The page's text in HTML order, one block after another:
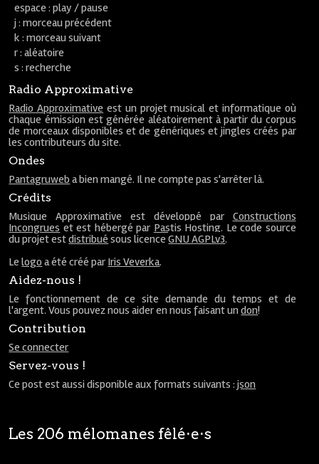
espace : play / pause
j : morceau précédent
k : morceau suivant
r : aléatoire
s : recherche
Radio Approximative
Radio Approximative est un projet musical et informatique où
chaque émission est générée aléatoirement à partir du corpus
de morceaux disponibles et de génériques et jingles créés par
les contributeurs du site.
Ondes
Pantagruweb a bien mangé. Il ne compte pas s'arrêter là.
Crédits
Musique Approximative est développé par Constructions
Incongrues et est hébergé par Pastis Hosting. Le code source
du projet estdistribué sous licenceGNU AGPLv3.
Lelogo a été créé par Iris Veverka.
Aidez-nous !
Le fonctionnement de ce site demande du temps et de
l'argent. Vous pouvez nous aider en nous faisant undon!
Contribution
Se connecter
Servez-vous !
Ce post est aussi disponible aux formats suivants :json
Les 206 mélomanes fêlé⋅e⋅s